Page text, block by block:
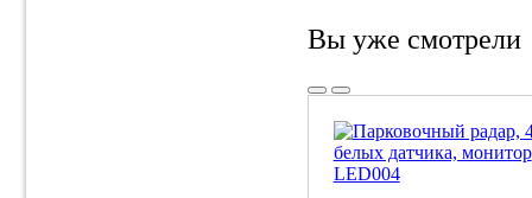
Вы уже смотрели